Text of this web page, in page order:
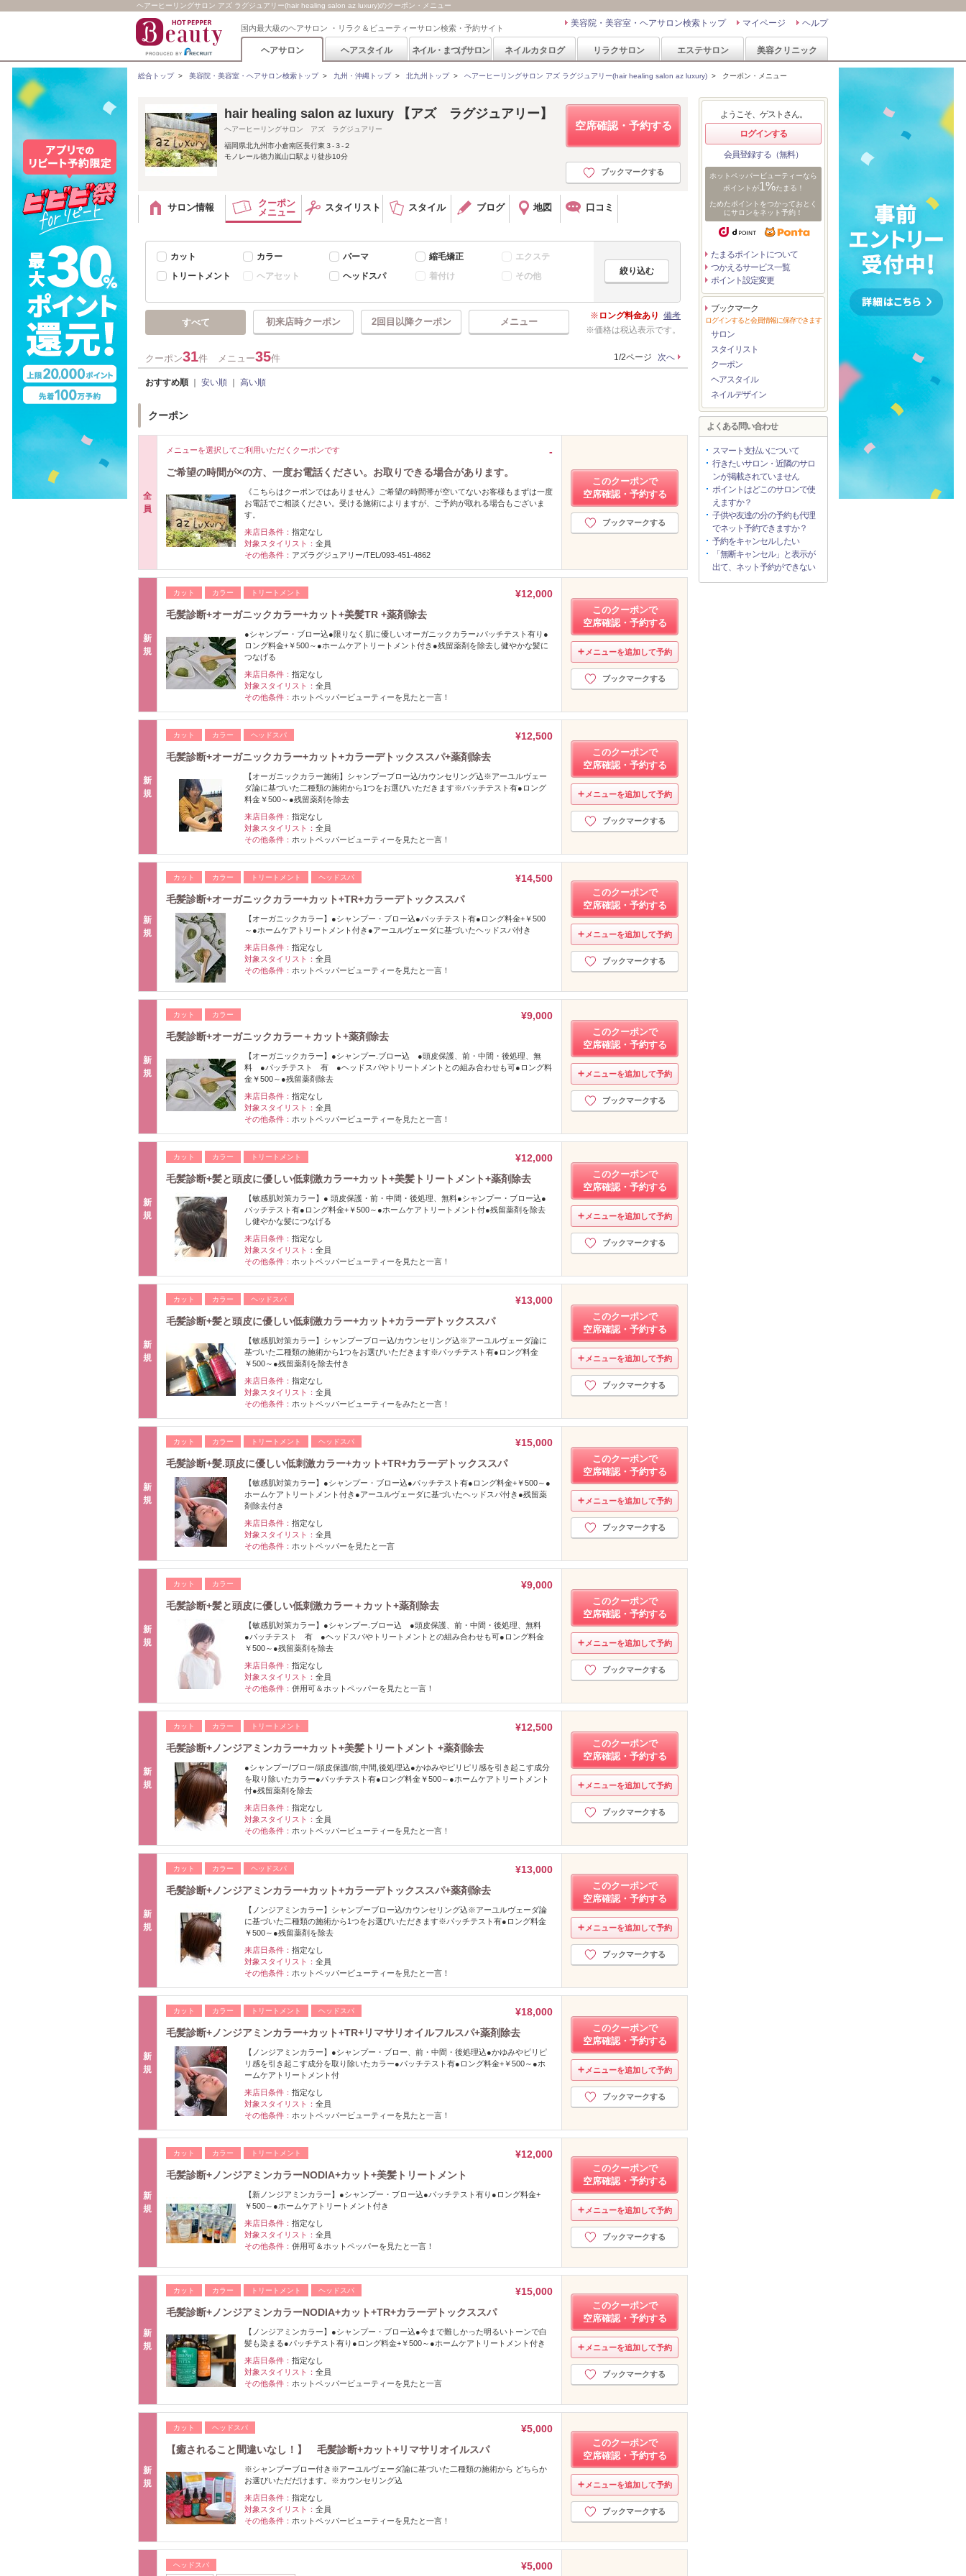
ヘアーヒーリングサロン アズ ラグジュアリー(hair healing salon az luxury)のクーポン・メニュー
国内最大級のヘアサロン ・リラク＆ビューティーサロン検索・予約サイト ヘルプ
マイページ
美容院・美容室・ヘアサロン検索トップ
ヘアサロン ヘアスタイル ネイル・まつげサロン ネイルカタログ リラクサロン エステサロン 美容クリニック
総合トップ> 美容院・美容室・ヘアサロン検索トップ> 九州・沖縄トップ> 北九州トップ> ヘアーヒーリングサロン アズ ラグジュアリー(hair healing salon az luxury) > クーポン・メニュー
空席確認・予約する
ブックマークする
hair healing salon az luxury 【アズ ラグジュアリー】
ヘアーヒーリングサロン アズ ラグジュアリー
福岡県北九州市小倉南区長行東３-３-２
モノレール徳力嵐山口駅より徒歩10分
サロン情報
クーポン
メニュー
スタイリスト スタイル ブログ 地図 口コミ
カット カラー パーマ 縮毛矯正
エクステ
トリートメント
ヘアセット ヘッドスパ 着付け その他
すべて 初来店時クーポン 2回目以降クーポン メニュー
ロング料金あり 備考
価格は税込表示です。
クーポン31件 メニュー35件 1/2ページ 次へ
おすすめ順 ｜ 安い順 ｜ 高い順
クーポン
全
員
メニューを選択してご利用いただくクーポンです
-
ご希望の時間が×の方、一度お電話ください。お取りできる場合があります。
《こちらはクーポンではありません》ご希望の時間帯が空いてないお客様もまずは一度
お電話でご相談ください。受ける施術によりますが、ご予約が取れる場合もございま
す。
来店日条件： 指定なし
対象スタイリスト： 全員
その他条件： アズラグジュアリー/TEL/093-451-4862
このクーポンで
空席確認・予約する
ブックマークする
新
規
カット カラー トリートメント
¥12,000
毛髪診断+オーガニックカラー+カット+美髪TR +薬剤除去
●シャンプー・ブロー込●限りなく肌に優しいオーガニックカラー♪パッチテスト有り●
ロング料金+￥500～●ホームケアトリートメント付き●残留薬剤を除去し健やかな髪に
つなげる
来店日条件： 指定なし
対象スタイリスト： 全員
その他条件： ホットペッパービューティーを見たと一言！
このクーポンで
空席確認・予約する
メニューを追加して予約
ブックマークする
新
規
カット カラー ヘッドスパ
¥12,500
毛髪診断+オーガニックカラー+カット+カラーデトックススパ+薬剤除去
【オーガニックカラー施術】シャンプーブロー込/カウンセリング込※アーユルヴェー
ダ論に基づいた二種類の施術から1つをお選びいただきます※パッチテスト有●ロング
料金￥500～●残留薬剤を除去
来店日条件： 指定なし
対象スタイリスト： 全員
その他条件： ホットペッパービューティーを見たと一言！
このクーポンで
空席確認・予約する
メニューを追加して予約
ブックマークする
新
規
カット カラー トリートメント ヘッドスパ
¥14,500
毛髪診断+オーガニックカラー+カット+TR+カラーデトックススパ
【オーガニックカラー】●シャンプー・ブロー込●パッチテスト有●ロング料金+￥500
～●ホームケアトリートメント付き●アーユルヴェーダに基づいたヘッドスパ付き
来店日条件： 指定なし
対象スタイリスト： 全員
その他条件： ホットペッパービューティーを見たと一言！
このクーポンで
空席確認・予約する
メニューを追加して予約
ブックマークする
新
規
カット カラー
¥9,000
毛髪診断+オーガニックカラー＋カット+薬剤除去
【オーガニックカラー】●シャンプー.ブロー込 ●頭皮保護、前・中間・後処理、無
料 ●パッチテスト 有 ●ヘッドスパやトリートメントとの組み合わせも可●ロング料
金￥500～●残留薬剤除去
来店日条件： 指定なし
対象スタイリスト： 全員
その他条件： ホットペッパービューティーを見たと一言！
このクーポンで
空席確認・予約する
メニューを追加して予約
ブックマークする
新
規
カット カラー トリートメント
¥12,000
毛髪診断+髪と頭皮に優しい低刺激カラー+カット+美髪トリートメント+薬剤除去
【敏感肌対策カラー】● 頭皮保護・前・中間・後処理、無料●シャンプー・ブロー込●
パッチテスト有●ロング料金+￥500～●ホームケアトリートメント付●残留薬剤を除去
し健やかな髪につなげる
来店日条件： 指定なし
対象スタイリスト： 全員
その他条件： ホットペッパービューティーを見たと一言！
このクーポンで
空席確認・予約する
メニューを追加して予約
ブックマークする
新
規
カット カラー ヘッドスパ
¥13,000
毛髪診断+髪と頭皮に優しい低刺激カラー+カット+カラーデトックススパ
【敏感肌対策カラー】シャンプーブロー込/カウンセリング込※アーユルヴェーダ論に
基づいた二種類の施術から1つをお選びいただきます※パッチテスト有●ロング料金
￥500～●残留薬剤を除去付き
来店日条件： 指定なし
対象スタイリスト： 全員
その他条件： ホットペッパービューティーをみたと一言！
このクーポンで
空席確認・予約する
メニューを追加して予約
ブックマークする
新
規
カット カラー トリートメント ヘッドスパ
¥15,000
毛髪診断+髪.頭皮に優しい低刺激カラー+カット+TR+カラーデトックススパ
【敏感肌対策カラー】●シャンプー・ブロー込●パッチテスト有●ロング料金+￥500～●
ホームケアトリートメント付き●アーユルヴェーダに基づいたヘッドスパ付き●残留薬
剤除去付き
来店日条件： 指定なし
対象スタイリスト： 全員
その他条件： ホットペッパーを見たと一言
このクーポンで
空席確認・予約する
メニューを追加して予約
ブックマークする
新
規
カット カラー
¥9,000
毛髪診断+髪と頭皮に優しい低刺激カラー＋カット+薬剤除去
【敏感肌対策カラー】●シャンプー.ブロー込 ●頭皮保護、前・中間・後処理、無料
●パッチテスト 有 ●ヘッドスパやトリートメントとの組み合わせも可●ロング料金
￥500～●残留薬剤を除去
来店日条件： 指定なし
対象スタイリスト： 全員
その他条件： 併用可＆ホットペッパーを見たと一言！
このクーポンで
空席確認・予約する
メニューを追加して予約
ブックマークする
新
規
カット カラー トリートメント
¥12,500
毛髪診断+ノンジアミンカラー+カット+美髪トリートメント +薬剤除去
●シャンプー/ブロー/頭皮保護/前,中間,後処理込●かゆみやピリピリ感を引き起こす成分
を取り除いたカラー●パッチテスト有●ロング料金￥500～●ホームケアトリートメント
付●残留薬剤を除去
来店日条件： 指定なし
対象スタイリスト： 全員
その他条件： ホットペッパービューティーを見たと一言！
このクーポンで
空席確認・予約する
メニューを追加して予約
ブックマークする
新
規
カット カラー ヘッドスパ
¥13,000
毛髪診断+ノンジアミンカラー+カット+カラーデトックススパ+薬剤除去
【ノンジアミンカラー】シャンプーブロー込/カウンセリング込※アーユルヴェーダ論
に基づいた二種類の施術から1つをお選びいただきます※パッチテスト有●ロング料金
￥500～●残留薬剤を除去
来店日条件： 指定なし
対象スタイリスト： 全員
その他条件： ホットペッパービューティーを見たと一言！
このクーポンで
空席確認・予約する
メニューを追加して予約
ブックマークする
新
規
カット カラー トリートメント ヘッドスパ
¥18,000
毛髪診断+ノンジアミンカラー+カット+TR+リマサリオイルフルスパ+薬剤除去
【ノンジアミンカラー】●シャンプー・ブロー、前・中間・後処理込●かゆみやピリピ
リ感を引き起こす成分を取り除いたカラー●パッチテスト有●ロング料金+￥500～●ホ
ームケアトリートメント付
来店日条件： 指定なし
対象スタイリスト： 全員
その他条件： ホットペッパービューティーを見たと一言！
このクーポンで
空席確認・予約する
メニューを追加して予約
ブックマークする
新
規
カット カラー トリートメント
¥12,000
毛髪診断+ノンジアミンカラーNODIA+カット+美髪トリートメント
【新ノンジアミンカラー】●シャンプー・ブロー込●パッチテスト有り●ロング料金+
￥500～●ホームケアトリートメント付き
来店日条件： 指定なし
対象スタイリスト： 全員
その他条件： 併用可＆ホットペッパーを見たと一言！
このクーポンで
空席確認・予約する
メニューを追加して予約
ブックマークする
新
規
カット カラー トリートメント ヘッドスパ
¥15,000
毛髪診断+ノンジアミンカラーNODIA+カット+TR+カラーデトックススパ
【ノンジアミンカラー】●シャンプー・ブロー込●今まで難しかった明るいトーンで白
髪も染まる●パッチテスト有り●ロング料金+￥500～●ホームケアトリートメント付き
来店日条件： 指定なし
対象スタイリスト： 全員
その他条件： ホットペッパービューティーを見たと一言
このクーポンで
空席確認・予約する
メニューを追加して予約
ブックマークする
新
規
カット ヘッドスパ
¥5,000
【癒されること間違いなし！】 毛髪診断+カット+リマサリオイルスパ
※シャンプーブロー付き※アーユルヴェーダ論に基づいた二種類の施術から どちらか
お選びいただだけます。※カウンセリング込
来店日条件： 指定なし
対象スタイリスト： 全員
その他条件： ホットペッパービューティーを見たと一言！
このクーポンで
空席確認・予約する
メニューを追加して予約
ブックマークする
ヘッドスパ ¥5,000
ようこそ、ゲストさん。
ログインする
会員登録する（無料）
ホットペッパービューティーなら
ポイントが1%たまる！
ためたポイントをつかっておとく
にサロンをネット予約！
たまるポイントについて
つかえるサービス一覧
ポイント設定変更
ブックマーク
ログインすると会員情報に保存できます
サロン
スタイリスト
クーポン
ヘアスタイル
ネイルデザイン
よくある問い合わせ
スマート支払いについて
行きたいサロン・近隣のサロ
ンが掲載されていません
ポイントはどこのサロンで使
えますか？
子供や友達の分の予約も代理
でネット予約できますか？
予約をキャンセルしたい
「無断キャンセル」と表示が
出て、ネット予約ができない